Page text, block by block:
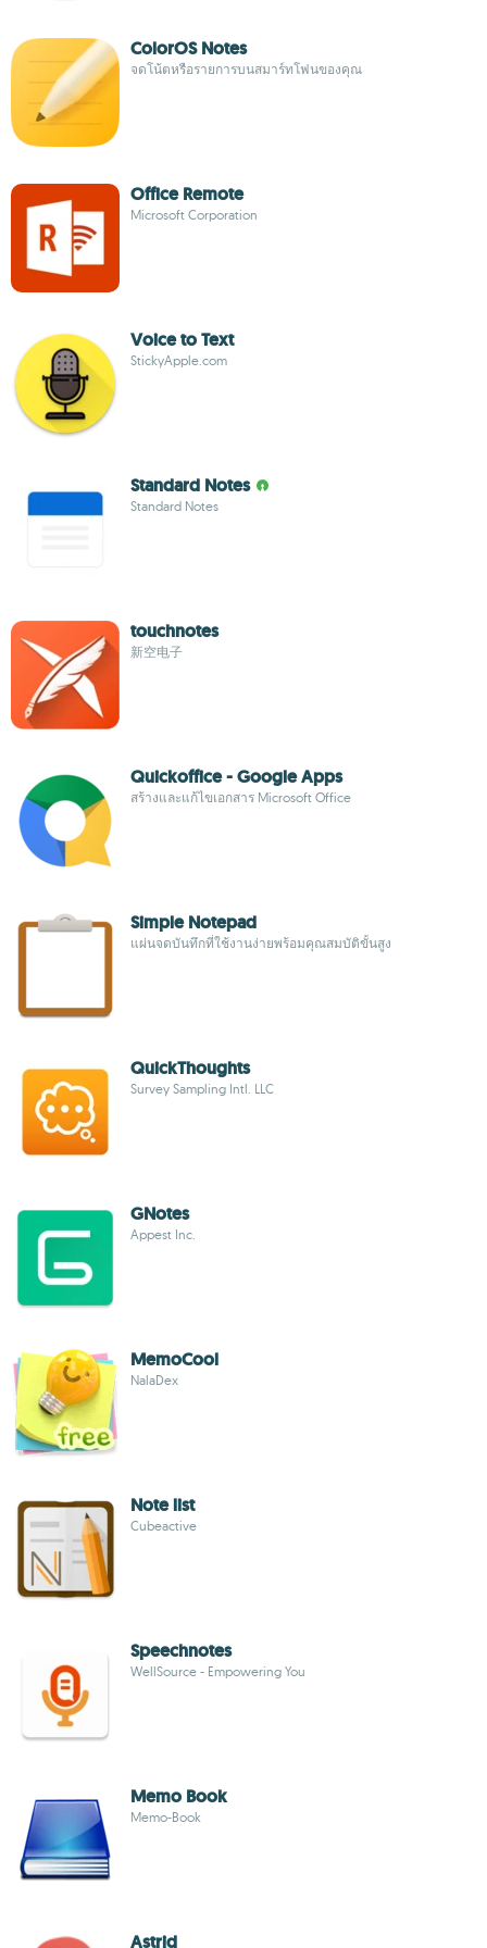
ColorOS Notes
จดโน้ตหรือรายการบนสมาร์ทโฟนของคุณ
Office Remote
Microsoft Corporation
Voice to Text
StickyApple.com
Standard Notes
Standard Notes
touchnotes
新空电子
Quickoffice - Google Apps
สร้างและแก้ไขเอกสาร Microsoft Office
Simple Notepad
แผ่นจดบันทึกที่ใช้งานง่ายพร้อมคุณสมบัติขั้นสูง
QuickThoughts
Survey Sampling Intl. LLC
GNotes
Appest Inc.
MemoCool
NalaDex
Note list
Cubeactive
Speechnotes
WellSource - Empowering You
Memo Book
Memo-Book
Astrid